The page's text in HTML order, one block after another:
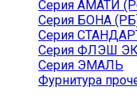
Серия АМАТИ
Серия БОНА
Серия
Серия ФЛЭШ
Серия ЭМАЛЬ
Фурнитура